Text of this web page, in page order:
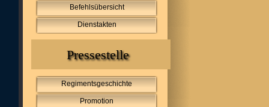
Befehlsübersicht
Dienstakten
Pressestelle
Regimentsgeschichte
Promotion